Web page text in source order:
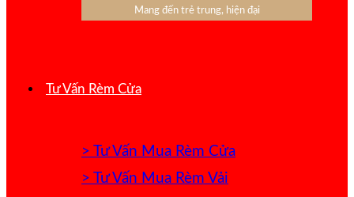
Mang đến trẻ trung, hiện đại
Tư Vấn Rèm Cửa
> Tư Vấn Mua Rèm Cửa
> Tư Vấn Mua Rèm Vải